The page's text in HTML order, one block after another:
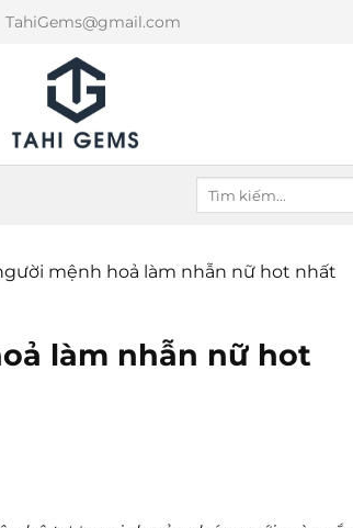
TahiGems@gmail.com
mệnh hoả làm nhẫn nữ hot nhất
làm nhẫn nữ hot